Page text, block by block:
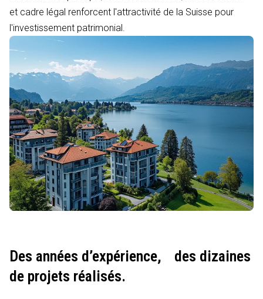
et cadre légal renforcent l'attractivité de la Suisse pour
l'investissement patrimonial.
Des années d’expérience,
des dizaines
de projets réalisés.